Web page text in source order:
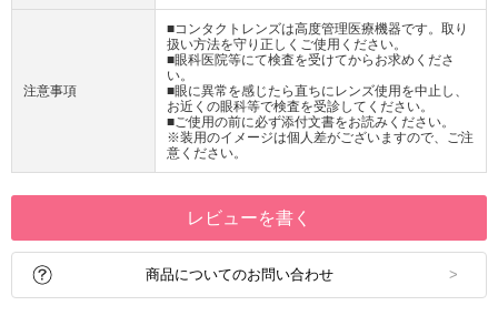
注意事項
■コンタクトレンズは高度管理医療機器です。取り
扱い方法を守り正しくご使用ください。
■眼科医院等にて検査を受けてからお求めくださ
い。
■眼に異常を感じたら直ちにレンズ使用を中止し、
お近くの眼科等で検査を受診してください。
■ご使用の前に必ず添付文書をお読みください。
※装用のイメージは個人差がございますので、ご注
意ください。
レビューを書く
商品についてのお問い合わせ